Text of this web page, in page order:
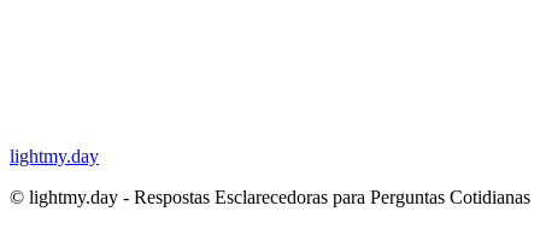
lightmy.day
© lightmy.day - Respostas Esclarecedoras para Perguntas Cotidianas